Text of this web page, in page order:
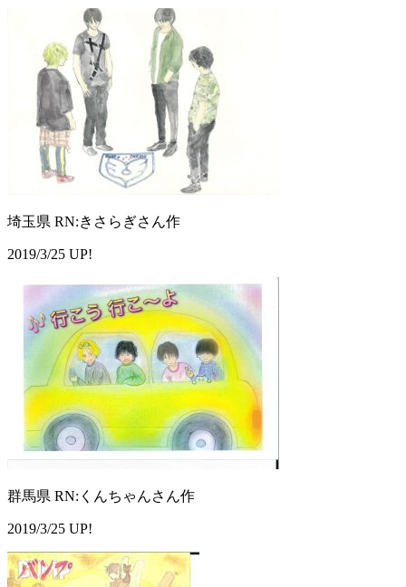
埼玉県 RN:きさらぎさん作
2019/3/25 UP!
群馬県 RN:くんちゃんさん作
2019/3/25 UP!